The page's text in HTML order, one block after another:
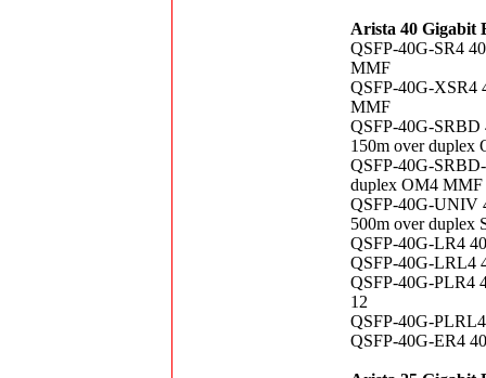
Arista 40 Gigabit
QSFP-40G-SR4
MMF
QSFP-40G-XSR4
MMF
QSFP-40G-SRBD
150m over duplex
QSFP-40G-
duplex OM4 MMF
QSFP-40G-UNIV
500m over duplex
QSFP-40G-LR4
QSFP-40G-LRL4
QSFP-40G-PLR4
12
QSFP-40G-
QSFP-40G-ER4